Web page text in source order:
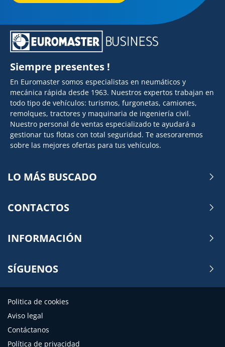
Siempre presentes !
En Euromaster somos especialistas en neumáticos y
mecánica rápida desde 1963. Nuestros expertos trabajan en
todo tipo de vehículos: turismos, furgonetas, camiones,
remolques, tractores y maquinaria de ingeniería civil.
Nuestro personal de ventas especializado te ayudará a
gestionar tus flotas con total seguridad. Te asesoraremos
sobre las mejores ofertas para tus vehículos.
LO MÁS BUSCADO
CONTACTOS
INFORMACIÓN
SÍGUENOS
Politica de cookies
Aviso legal
Contáctanos
Política de privacidad